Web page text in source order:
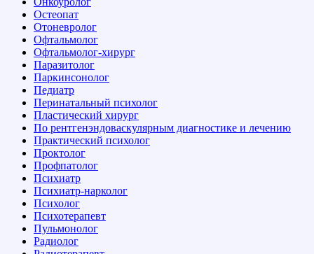
Остеопат
Отоневролог
Офтальмолог
Офтальмолог-хирург
Паразитолог
Паркинсонолог
Педиатр
Перинатальный психолог
Пластический хирург
По рентгенэндоваскулярным диагностике и лечению
Практический психолог
Проктолог
Профпатолог
Психиатр
Психиатр-нарколог
Психолог
Психотерапевт
Пульмонолог
Радиолог